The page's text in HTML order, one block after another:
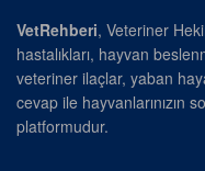
VetRehberi, Veteriner
hastalıkları, hayvan
veteriner ilaçlar, yaban
cevap ile hayvanlarınızın
platformudur.